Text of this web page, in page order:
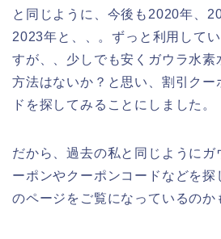
と同じように、今後も2020年、
2023年と、、。ずっと利用して
すが、、少しでも安くガウラ水素
方法はないか？と思い、割引クー
ドを探してみることにしました。
だから、過去の私と同じようにガ
ーポンやクーポンコードなどを探
のページをご覧になっているのか